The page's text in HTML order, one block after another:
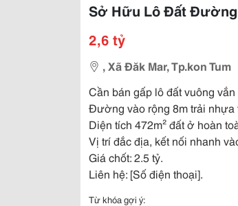
Sở Hữu Lô Đất Đường
2,6 tỷ
, Xã Đăk Mar, Tp.kon Tum
Cần bán gấp lô đất vuông
Đường vào rộng 8m trải nhựa
Diện tích 472m² đất ở hoàn
Vị trí đắc địa, kết nối nhanh
Giá chốt: 2.5 tỷ.
Liên hệ: [Số điện thoại].
Từ khóa gợi ý: